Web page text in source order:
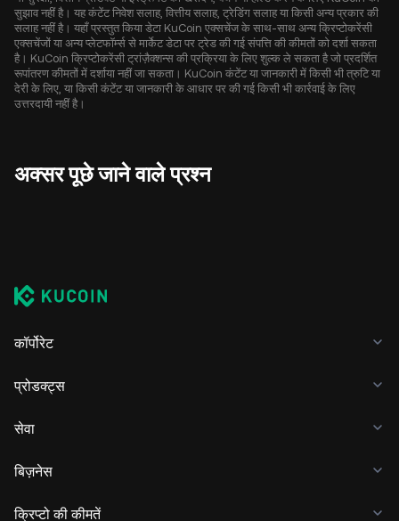
सुझाव नहीं है। यह कंटेंट निवेश सलाह, वित्तीय सलाह, ट्रेडिंग सलाह या किसी अन्य प्रकार की
सलाह नहीं है। यहाँ प्रस्तुत किया डेटा KuCoin एक्सचेंज के साथ-साथ अन्य क्रिप्टोकरेंसी
एक्सचेंजों या अन्य प्लेटफॉर्म्स से मार्केट डेटा पर ट्रेड की गई संपत्ति की कीमतों को दर्शा सकता
है। KuCoin क्रिप्टोकरेंसी ट्रांज़ैक्शन्स की प्रक्रिया के लिए शुल्क ले सकता है जो प्रदर्शित
रूपांतरण कीमतों में दर्शाया नहीं जा सकता। KuCoin कंटेंट या जानकारी में किसी भी त्रुटि या
देरी के लिए, या किसी कंटेंट या जानकारी के आधार पर की गई किसी भी कार्रवाई के लिए
उत्तरदायी नहीं है।
अक्सर पूछे जाने वाले प्रश्न
कॉर्पोरेट
प्रोडक्ट्स
सेवा
बिज़नेस
क्रिप्टो की कीमतें